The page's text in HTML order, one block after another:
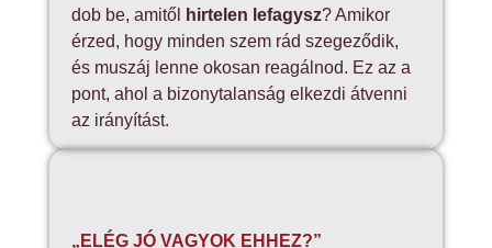
dob be, amitől
hirtelen lefagysz? Amikor
érzed, hogy minden szem rád szegeződik,
és muszáj lenne okosan reagálnod. Ez az a
pont, ahol a bizonytalanság elkezdi átvenni
az irányítást.
„ELÉG JÓ VAGYOK EHHEZ?”